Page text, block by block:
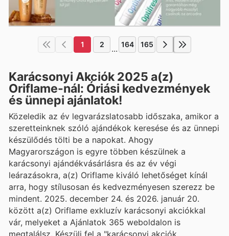
1 2 ... 164 165
Karácsonyi Akciók 2025 a(z)
Oriflame-nál: Óriási kedvezmények
és ünnepi ajánlatok!
Közeledik az év legvarázslatosabb időszaka, amikor a
szeretteinknek szóló ajándékok keresése és az ünnepi
készülődés tölti be a napokat. Ahogy
Magyarországon is egyre többen készülnek a
karácsonyi ajándékvásárlásra és az év végi
leárazásokra, a(z) Oriflame kiváló lehetőséget kínál
arra, hogy stílusosan és kedvezményesen szerezz be
mindent. 2025. december 24. és 2026. január 20.
között a(z) Oriflame exkluzív karácsonyi akciókkal
vár, melyeket a Ajánlatok 365 weboldalon is
megtalálsz. Készülj fel a "karácsonyi akciók